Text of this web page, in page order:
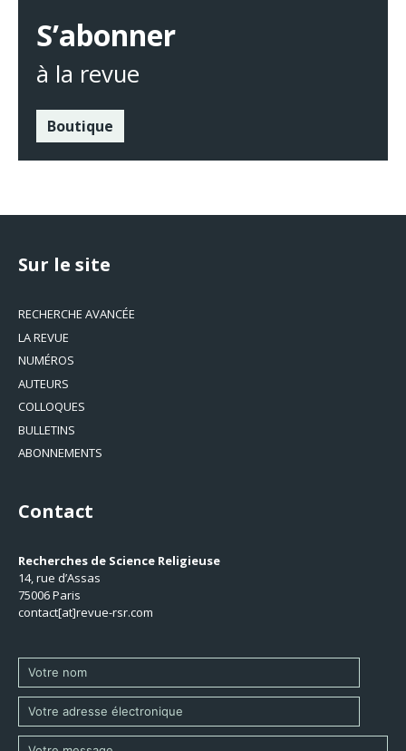
S’abonner
à la revue
Boutique
Sur le site
RECHERCHE AVANCÉE
LA REVUE
NUMÉROS
AUTEURS
COLLOQUES
BULLETINS
ABONNEMENTS
Contact
Recherches de Science Religieuse
14, rue d’Assas
75006 Paris
contact[at]revue-rsr.com